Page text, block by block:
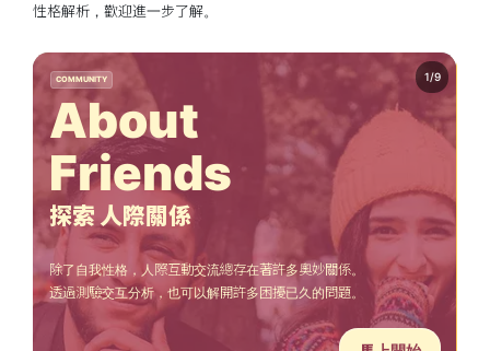
性格解析，歡迎進一步了解。
COMMUNITY
About
Friends
探索 人際關係
除了自我性格，人際互動交流總存在著許多奧妙關係。
透過測驗交互分析，也可以解開許多困擾已久的問題。